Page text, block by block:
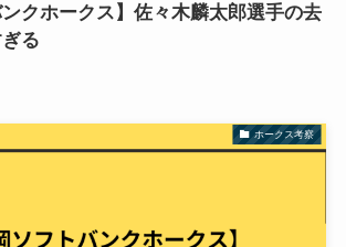
ンクホークス】佐々木麟太郎選手の去
る
ホークス考察